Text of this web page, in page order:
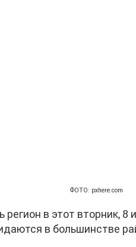
ФОТО: pxhere.com
регион в этот вторник,
в большинстве